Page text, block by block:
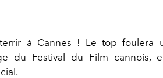
à Cannes ! Le top foulera
du Festival du Film cannois,